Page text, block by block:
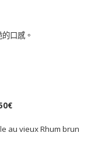
口感。
au vieux Rhum brun